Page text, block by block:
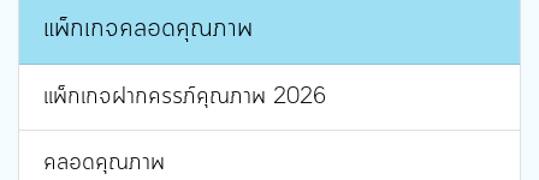
แพ็กเกจคลอดคุณภาพ
แพ็กเกจฝากครรภ์คุณภาพ 2026
คลอดคุณภาพ